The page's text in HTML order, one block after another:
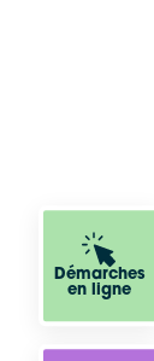
Démarches
en ligne